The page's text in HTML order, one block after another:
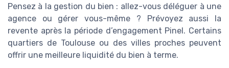
Pensez à la gestion du bien : allez-vous déléguer à une
agence ou gérer vous-même ? Prévoyez aussi la
revente après la période d’engagement Pinel. Certains
quartiers de Toulouse ou des villes proches peuvent
offrir une meilleure liquidité du bien à terme.